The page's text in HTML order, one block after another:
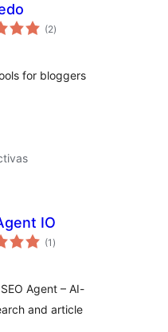
(2valoracións
totais
)
for bloggers
IO
(1 valoracións
totais
)
Agent – AI-
and article